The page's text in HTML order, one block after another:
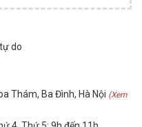
do
Thám, Ba Đình, Hà Nội (Xem